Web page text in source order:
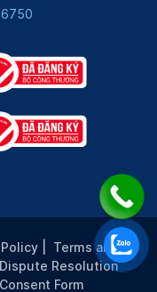
Terms and
Dispute Resolution
Form